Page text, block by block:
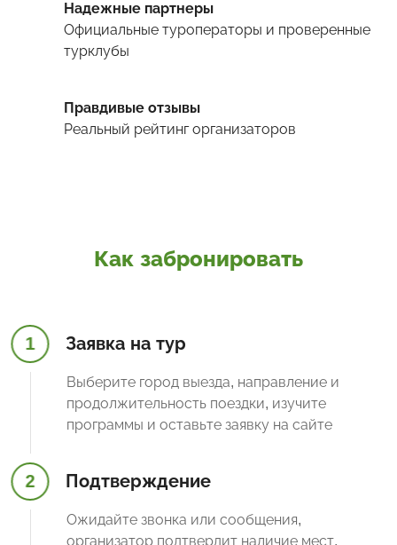
Надежные партнеры
Официальные туроператоры и проверенные
турклубы
Правдивые отзывы
Реальный рейтинг организаторов
Как забронировать
1 Заявка на тур
Выберите город выезда, направление и
продолжительность поездки, изучите
программы и оставьте заявку на сайте
2 Подтверждение
Ожидайте звонка или сообщения,
организатор подтвердит наличие мест,